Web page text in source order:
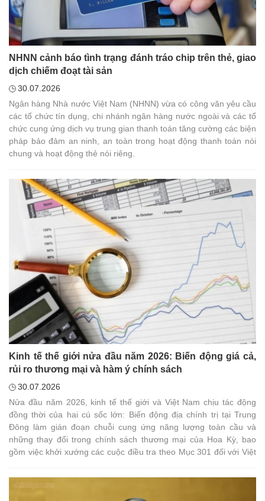
NHNN cảnh báo tình trạng đánh tráo chip trên thẻ, giao
dịch chiếm đoạt tài sản
30.07.2026
Ngân hàng Nhà nước Việt Nam (NHNN) vừa có công văn yêu cầu
các tổ chức tín dụng, chi nhánh ngân hàng nước ngoài và các tổ
chức cung ứng dịch vụ trung gian thanh toán tăng cường các biện
pháp bảo đảm an ninh, an toàn trong hoạt động thanh toán nói
chung và hoạt động thẻ nói riêng.
Kinh tế thế giới nửa đầu năm 2026: Biến động giá cả,
rủi ro thương mại và hàm ý chính sách
30.07.2026
Nửa đầu năm 2026, kinh tế thế giới và Việt Nam chịu tác động
đồng thời của hai cú sốc lớn: Biến động địa chính trị tại Trung
Đông làm gián đoạn chuỗi cung ứng năng lượng toàn cầu và
những thay đổi trong chính sách thương mại của Hoa Kỳ, bao
gồm việc khởi xướng các cuộc điều tra theo Mục 301 đối với Việt
lượng, lạm phát, chi phí sản xuất, hoạt động xuất nhập khẩu và
ổn định kinh tế vĩ mô. Trên cơ sở phân tích các diễn biến quốc tế